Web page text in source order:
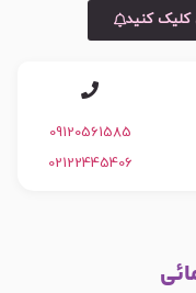
کلیک کنید
09120561585
02122445406